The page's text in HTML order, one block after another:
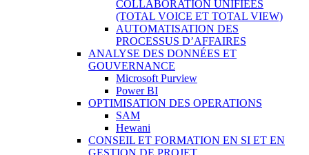
COLLABORATION UNIFIÉES
(TOTAL VOICE ET TOTAL VIEW)
AUTOMATISATION DES
PROCESSUS D’AFFAIRES
ANALYSE DES DONNÉES ET
GOUVERNANCE
Microsoft Purview
Power BI
OPTIMISATION DES OPERATIONS
SAM
Hewani
CONSEIL ET FORMATION EN SI ET EN
GESTION DE PROJET